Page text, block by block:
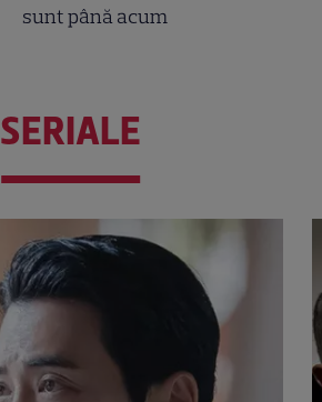
sunt până acum
SERIALE